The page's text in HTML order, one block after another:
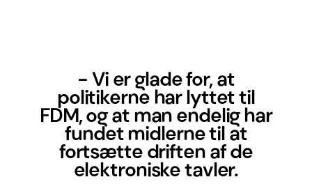
- Vi er glade for, at
politikerne har lyttet til
FDM, og at man endelig har
fundet midlerne til at
fortsætte driften af de
elektroniske tavler.